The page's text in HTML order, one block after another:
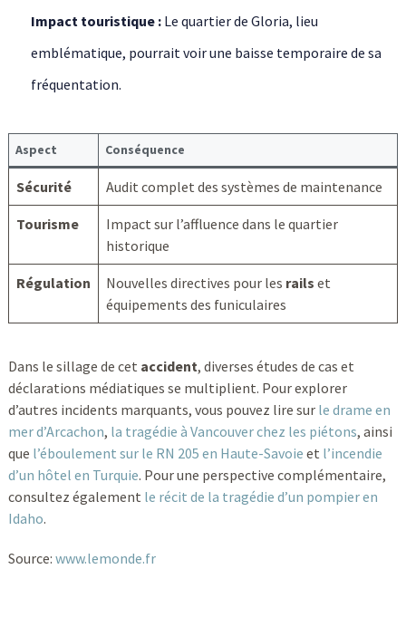
Impact touristique :Le quartier de Gloria, lieu
emblématique, pourrait voir une baisse temporaire de sa
fréquentation.
Aspect Conséquence
Sécurité Audit complet des systèmes de maintenance
Tourisme
Impact sur l’affluence dans le quartier
historique
Régulation Nouvelles directives pour les rails et
équipements des funiculaires
Dans le sillage de cet accident, diverses études de cas et
déclarations médiatiques se multiplient. Pour explorer
d’autres incidents marquants, vous pouvez lire sur le drame en
mer d’Arcachon, la tragédie à Vancouver chez les piétons, ainsi
que l’éboulement sur le RN 205 en Haute-Savoie et l’incendie
d’un hôtel en Turquie. Pour une perspective complémentaire,
consultez également le récit de la tragédie d’un pompier en
Idaho.
Source: www.lemonde.fr